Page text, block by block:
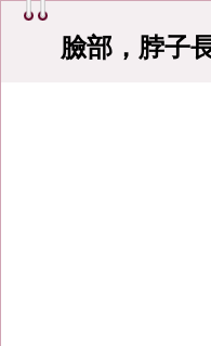
臉部，脖子